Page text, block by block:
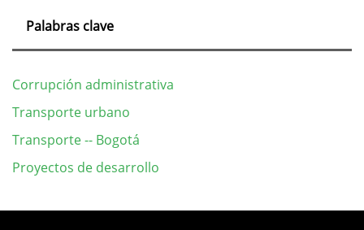
Palabras clave
Corrupción administrativa
Transporte urbano
Transporte -- Bogotá
Proyectos de desarrollo
Detalles